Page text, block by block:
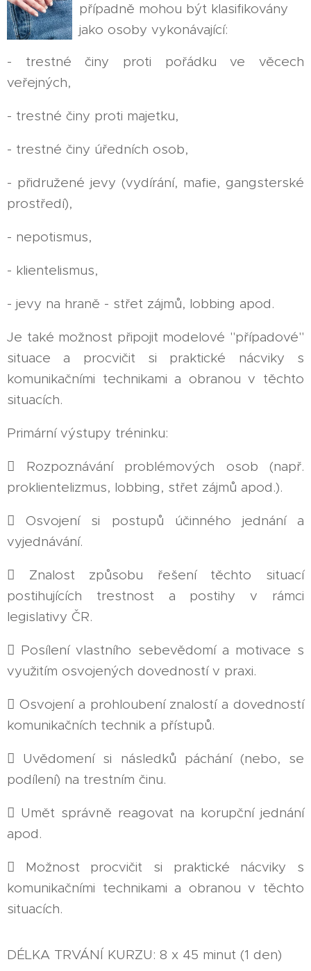
případně mohou být klasifikovány
jako osoby vykonávající:
- trestné činy proti pořádku ve věcech
veřejných,
- trestné činy proti majetku,
- trestné činy úředních osob,
- přidružené jevy (vydírání, mafie, gangsterské
prostředí),
- nepotismus,
- klientelismus,
- jevy na hraně - střet zájmů, lobbing apod.
Je také možnost připojit modelové "případové"
situace a procvičit si praktické nácviky s
komunikačními technikami a obranou v těchto
situacích.
Primární výstupy tréninku:
 Rozpoznávání problémových osob (např.
proklientelizmus, lobbing, střet zájmů apod.).
 Osvojení si postupů účinného jednání a
vyjednávání.
 Znalost způsobu řešení těchto situací
postihujících trestnost a postihy v rámci
legislativy ČR.
 Posílení vlastního sebevědomí a motivace s
využitím osvojených dovedností v praxi.
 Osvojení a prohloubení znalostí a dovedností
komunikačních technik a přístupů.
 Uvědomení si následků páchání (nebo, se
podílení) na trestním činu.
 Umět správně reagovat na korupční jednání
apod.
 Možnost procvičit si praktické nácviky s
komunikačními technikami a obranou v těchto
situacích.
DÉLKA TRVÁNÍ KURZU: 8 x 45 minut (1 den)